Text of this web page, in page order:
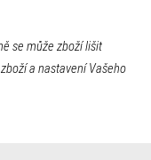
se může zboží lišit
a nastavení Vašeho